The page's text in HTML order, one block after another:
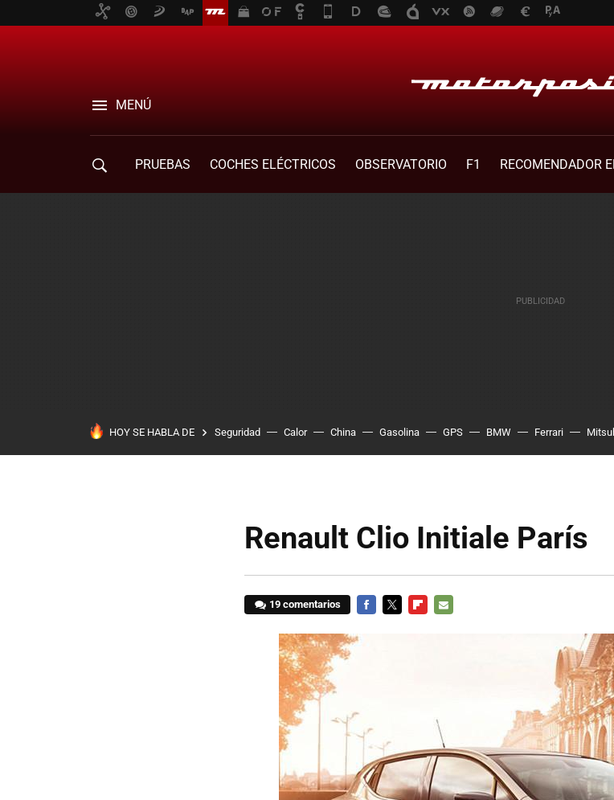
MENÚ
PRUEBAS COCHES ELÉCTRICOS OBSERVATORIO F1
RECOMENDADOR
HOY SE HABLA DE Seguridad Calor China Gasolina GPS BMW Ferrari
Renault Clio Initiale París
19 comentarios